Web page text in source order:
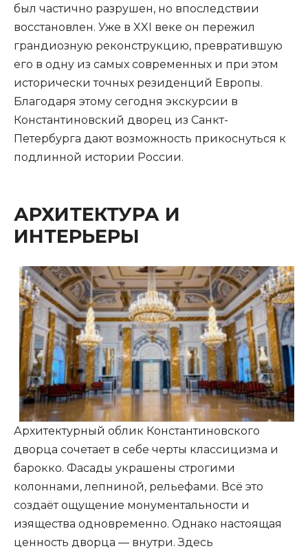
был частично разрушен, но впоследствии
восстановлен. Уже в XXI веке он пережил
грандиозную реконструкцию, превратившую
его в одну из самых современных и при этом
исторически точных резиденций Европы.
Благодаря этому сегодня экскурсии в
Константиновский дворец из Санкт-
Петербурга дают возможность прикоснуться к
подлинной истории России.
АРХИТЕКТУРА И
ИНТЕРЬЕРЫ
Архитектурный облик Константиновского
дворца сочетает в себе черты классицизма и
барокко. Фасады украшены строгими
колоннами, лепниной, рельефами. Всё это
создаёт ощущение монументальности и
изящества одновременно. Однако настоящая
ценность дворца — внутри. Здесь